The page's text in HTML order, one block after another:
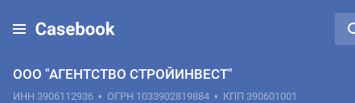
ООО "АГЕНТСТВО СТРОЙИНВЕСТ"
ИНН 3906112936 • ОГРН 1033902819884 • КПП 390601001